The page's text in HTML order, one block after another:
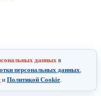
данных в
персональных данных
и Политикой Cookie